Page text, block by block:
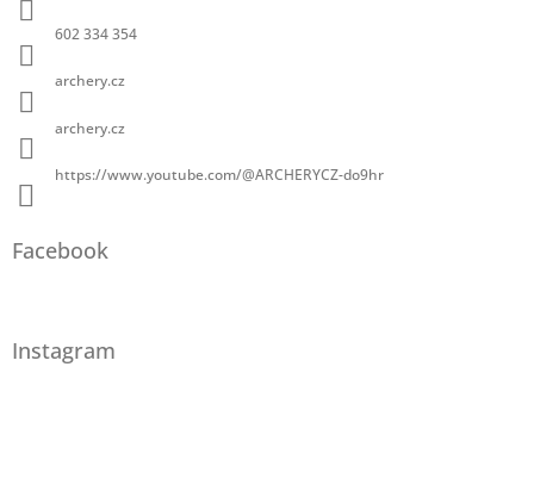
602 334 354
archery.cz
archery.cz
https://www.youtube.com/@ARCHERYCZ-do9hr
Facebook
Instagram